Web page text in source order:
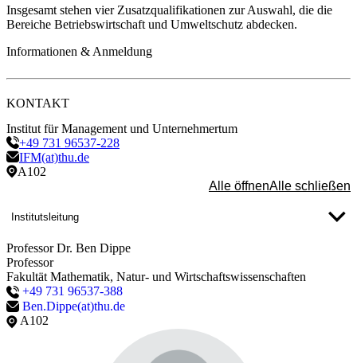
Insgesamt stehen vier Zusatzqualifikationen zur Auswahl, die die
Bereiche Betriebswirtschaft und Umweltschutz abdecken.
Informationen & Anmeldung
KONTAKT
Institut für Management und Unternehmertum
+49 731 96537-228
IFM(at)thu.de
A102
Alle öffnenAlle schließen
Institutsleitung
Professor Dr. Ben Dippe
Professor
Fakultät Mathematik, Natur- und Wirtschaftswissenschaften
+49 731 96537-388
Ben.Dippe(at)thu.de
A102